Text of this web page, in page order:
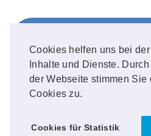
Cookies helfen uns bei
Inhalte und Dienste.
der Webseite stimmen Sie
Cookies zu.
Cookies für Statistik
FOLLOW ME!
Instagram
OUR PHOTOS!